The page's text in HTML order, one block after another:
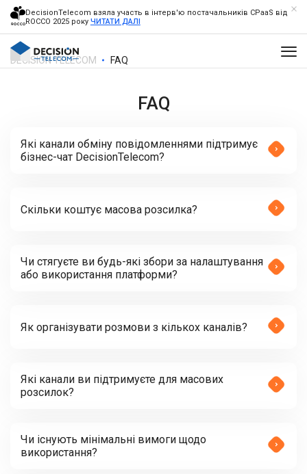
DecisionTelecom взяла участь в інтерв'ю постачальників CPaaS від
ROCCO 2025 року ЧИТАТИ ДАЛІ
DECISION TELECOM FAQ
FAQ
Які канали обміну повідомленнями підтримує
бізнес-чат DecisionTelecom?
Скільки коштує масова розсилка?
Чи стягуєте ви будь-які збори за налаштування
або використання платформи?
Як організувати розмови з кількох каналів?
Які канали ви підтримуєте для масових
розсилок?
Чи існують мінімальні вимоги щодо
використання?